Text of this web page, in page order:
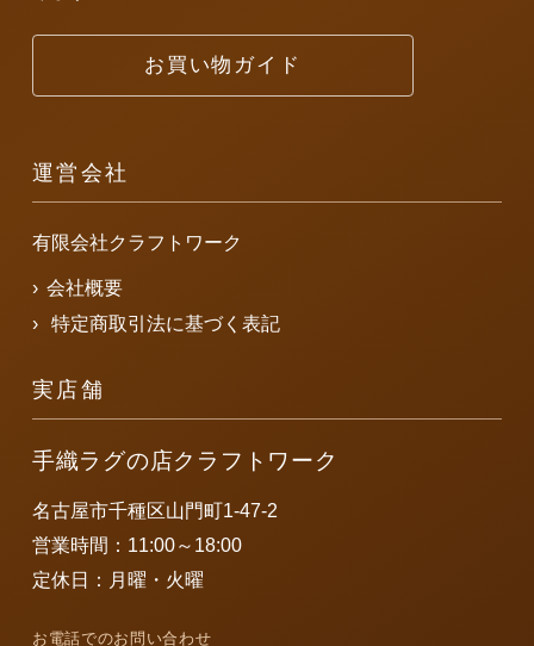
お買い物ガイド
運営会社
有限会社クラフトワーク
会社概要
特定商取引法に基づく表記
実店舗
手織ラグの店クラフトワーク
名古屋市千種区山門町1-47-2
営業時間：11:00～18:00
定休日：月曜・火曜
お電話でのお問い合わせ